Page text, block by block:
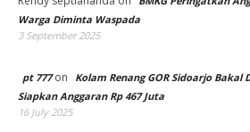
Warga Diminta Waspada
3 September 2025
pt 777on
Kolam Renang GOR Sidoarjo
Siapkan Anggaran Rp 467 Juta
16 July 2025